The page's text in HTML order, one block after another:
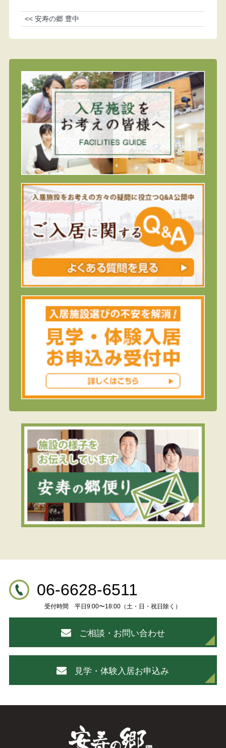
<< 安寿の郷 豊中
06-6628-6511
受付時間 平日9:00〜18:00（土・日・祝日除く）
ご相談・お問い合わせ
見学・体験入居お申込み